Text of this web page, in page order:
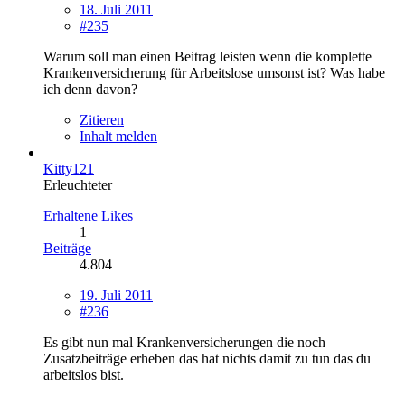
18. Juli 2011
#235
Warum soll man einen Beitrag leisten wenn die komplette
Krankenversicherung für Arbeitslose umsonst ist? Was habe
ich denn davon?
Zitieren
Inhalt melden
Kitty121
Erleuchteter
Erhaltene Likes
1
Beiträge
4.804
19. Juli 2011
#236
Es gibt nun mal Krankenversicherungen die noch
Zusatzbeiträge erheben das hat nichts damit zu tun das du
arbeitslos bist.